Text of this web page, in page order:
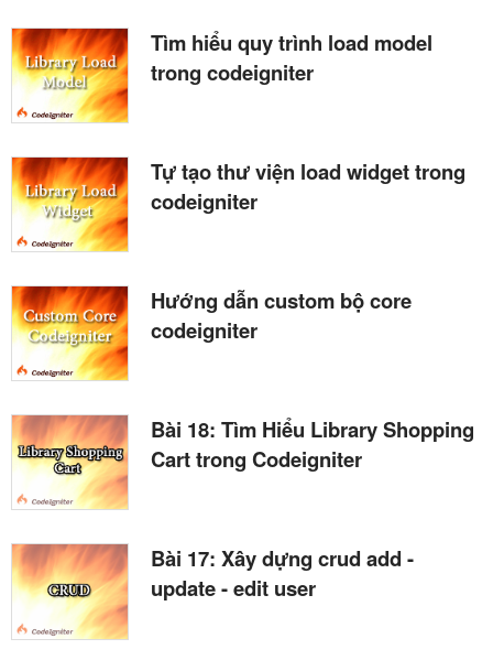
Tìm hiểu quy trình load model
trong codeigniter
Tự tạo thư viện load widget trong
codeigniter
Hướng dẫn custom bộ core
codeigniter
Bài 18: Tìm Hiểu Library Shopping
Cart trong Codeigniter
Bài 17: Xây dựng crud add -
update - edit user